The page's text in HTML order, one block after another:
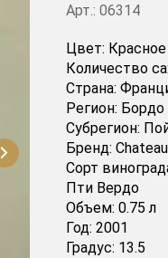
Арт.: 06314
Цвет: Красное
Количество
Страна:
Регион: Бордо
Субрегион:
Бренд:
Сорт
Пти Вердо
Объем: 0.75 л
Год: 2001
Градус: 13.5